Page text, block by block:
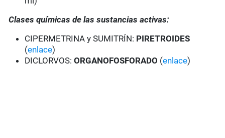
Clases químicas de las sustancias activas:
CIPERMETRINA y SUMITRÍN: PIRETROIDES
(enlace)
DICLORVOS: ORGANOFOSFORADO (enlace)